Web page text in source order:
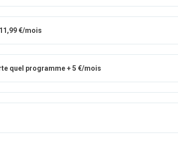
€/mois
quel programme + 5 €/mois